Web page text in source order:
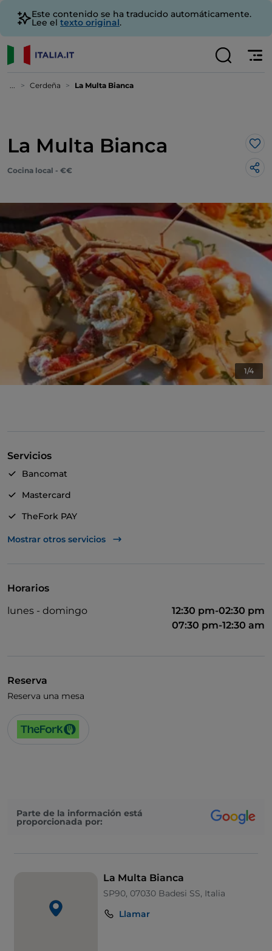
Este contenido se ha traducido automáticamente.
Lee el texto original.
... Cerdeña La Multa Bianca
La Multa Bianca Me
Cocina local - €€
1/4
Servicios
Bancomat
Mastercard
TheFork PAY
UnionPay via TheFork PAY
Mostrar otros servicios
Horarios
lunes - domingo
12:30 pm-02:30 pm
07:30 pm-12:30 am
Reserva
Reserva una mesa
Parte de la información está
proporcionada por:
La Multa Bianca
SP90, 07030 Badesi SS, Italia
Llamar